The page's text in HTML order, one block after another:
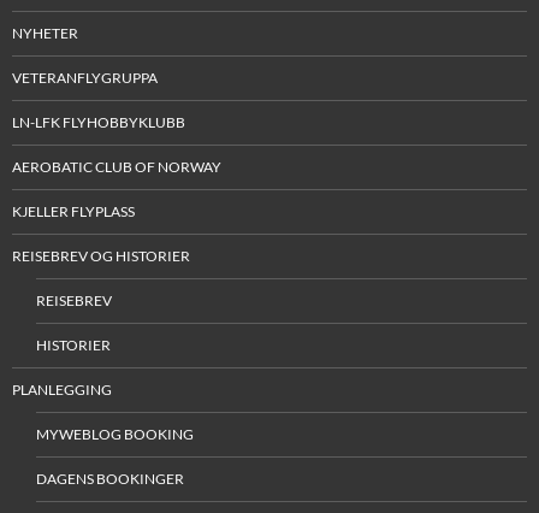
NYHETER
VETERANFLYGRUPPA
LN-LFK FLYHOBBYKLUBB
AEROBATIC CLUB OF NORWAY
KJELLER FLYPLASS
REISEBREV OG HISTORIER
REISEBREV
HISTORIER
PLANLEGGING
MYWEBLOG BOOKING
DAGENS BOOKINGER